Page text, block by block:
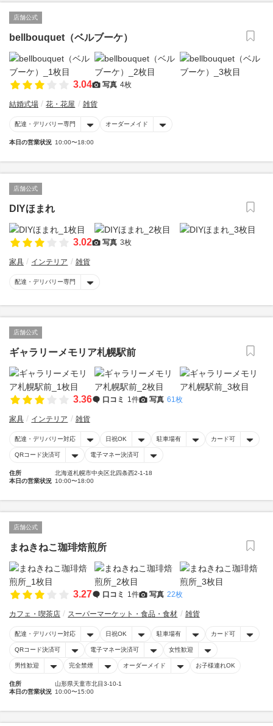
店舗公式
bellbouquet（ベルブーケ）
3.04 写真 4枚
結婚式場 花・花屋 雑貨
配達・デリバリー専門 オーダーメイド
本日の営業状況 10:00〜18:00
店舗公式
DIYほまれ
3.02 写真 3枚
家具 インテリア 雑貨
配達・デリバリー専門
店舗公式
ギャラリーメモリア札幌駅前
3.36 口コミ 1件 写真 61枚
家具 インテリア 雑貨
配達・デリバリー対応 日祝OK 駐車場有 カード可
QRコード決済可 電子マネー決済可
住所
北海道札幌市中央区北四条西2-1-18
本日の営業状況 10:00〜18:00
店舗公式
まねきねこ珈琲焙煎所
3.27 口コミ 1件 写真 22枚
カフェ・喫茶店 スーパーマーケット・食品・食材 雑貨
配達・デリバリー対応 日祝OK 駐車場有 カード可
QRコード決済可 電子マネー決済可 女性歓迎
男性歓迎 完全禁煙 オーダーメイド お子様連れOK
住所
山形県天童市北目3-10-1
本日の営業状況 10:00〜15:00